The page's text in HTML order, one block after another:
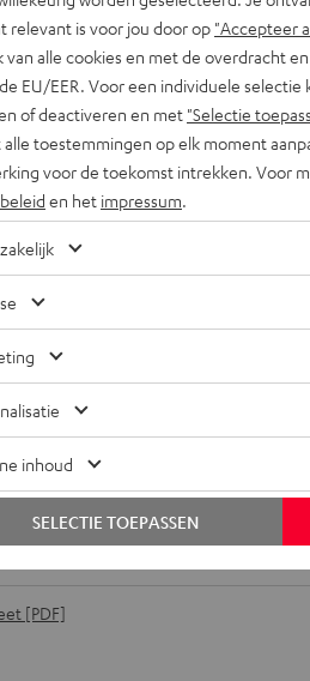
E1 BT
Aansluitingen
[PDF]
relevant is voor jou door op "Accepteer
van alle cookies en met de overdracht
EU/EER. Voor een individuele
of deactiveren en met "Selectie
alle toestemmingen op elk moment
voor de toekomst intrekken. Voor
en het impressum
inhoud
SELECTIE TOEPASSEN